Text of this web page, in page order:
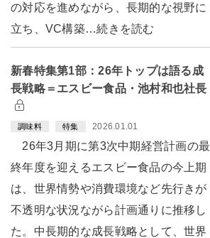
の対応を進めながら、長期的な視野に
立ち、VC構築…続きを読む
新春特集第1部：26年トップは語る成
長戦略＝エスビー食品・池村和也社長
調味料 特集 2026.01.01
26年3月期に第3次中期経営計画の最
終年度を迎えるエスビー食品の今上期
は、世界情勢や消費環境など先行きが
不透明な状況ながら計画通りに推移し
た。中長期的な成長戦略として、世界